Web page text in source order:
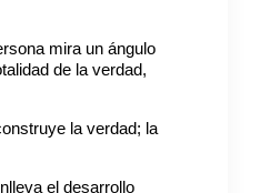
mira un ángulo
de la verdad,
la verdad; la
el desarrollo